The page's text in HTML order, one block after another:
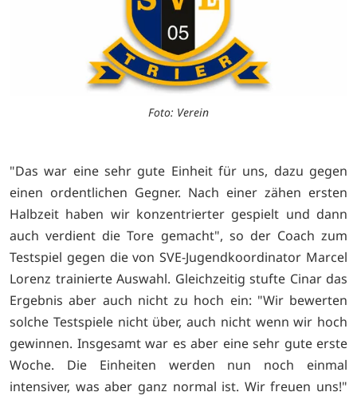
Foto: Verein
"Das war eine sehr gute Einheit für uns, dazu gegen
einen ordentlichen Gegner. Nach einer zähen ersten
Halbzeit haben wir konzentrierter gespielt und dann
auch verdient die Tore gemacht", so der Coach zum
Testspiel gegen die von SVE-Jugendkoordinator Marcel
Lorenz trainierte Auswahl. Gleichzeitig stufte Cinar das
Ergebnis aber auch nicht zu hoch ein: "Wir bewerten
solche Testspiele nicht über, auch nicht wenn wir hoch
gewinnen. Insgesamt war es aber eine sehr gute erste
Woche. Die Einheiten werden nun noch einmal
intensiver, was aber ganz normal ist. Wir freuen uns!"